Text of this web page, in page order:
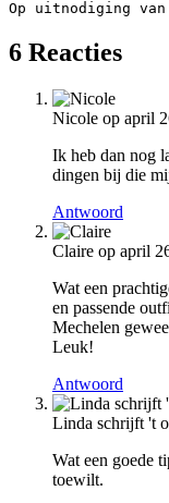
Op uitnodiging van
6 Reacties
Nicole op april
Ik heb dan nog
dingen bij die
Antwoord
Claire op april
Wat een
en passende
Mechelen
Leuk!
Antwoord
Linda schrijft 't
Wat een goede
toewilt.